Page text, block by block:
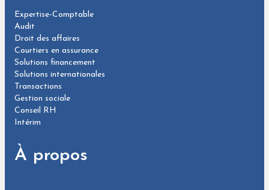
Expertise-Comptable
Audit
Droit des affaires
Courtiers en assurance
Solutions financement
Solutions internationales
Transactions
Gestion sociale
Conseil RH
Intérim
À propos